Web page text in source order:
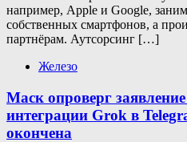
например, Apple и Google,
собственных смартфонов, а
партнёрам. Аутсорсинг […]
Железо
Маск опроверг
интеграции Grok в
окончена